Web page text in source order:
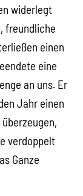
widerlegt
freundliche
einen
eine
an uns. Er
Jahr einen
verdoppelt
Ganze